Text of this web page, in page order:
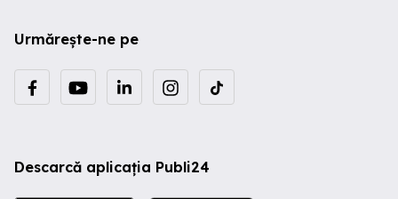
Urmărește-ne pe
Descarcă aplicația Publi24